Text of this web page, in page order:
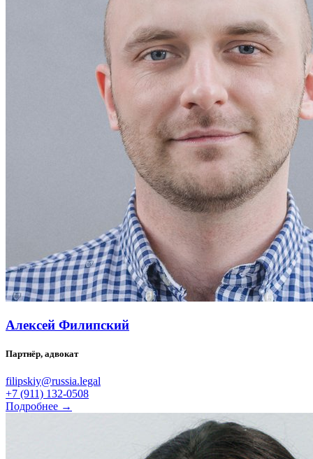
Алексей Филипский
Партнёр, адвокат
filipskiy@russia.legal
+7 (911) 132-0508
Подробнее →